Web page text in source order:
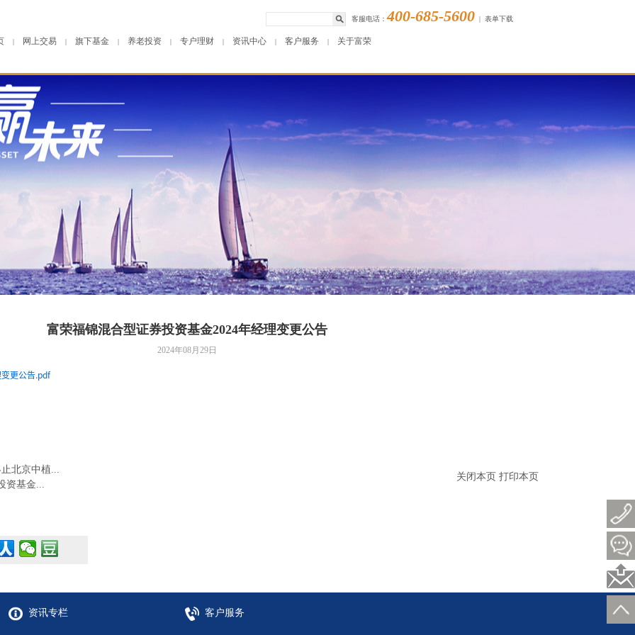
客服电话：400-685-5600 | 表单下载
| 网上交易 | 旗下基金 | 养老投资 | 专户理财 | 资讯中心 | 客户服务 | 关于富荣
富荣福锦混合型证券投资基金2024年经理变更公告
2024年08月29日
更公告.pdf
北京中植...
资基金...
关闭本页 打印本页
资讯专栏 客户服务